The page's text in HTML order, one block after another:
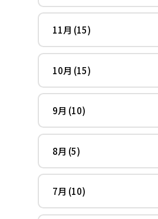
11月 (15)
10月 (15)
9月 (10)
8月 (5)
7月 (10)